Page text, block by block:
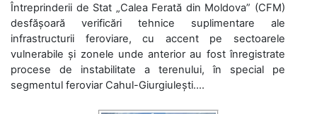
Întreprinderii de Stat „Calea Ferată din Moldova” (CFM)
desfășoară verificări tehnice suplimentare ale
infrastructurii feroviare, cu accent pe sectoarele
vulnerabile și zonele unde anterior au fost înregistrate
procese de instabilitate a terenului, în special pe
segmentul feroviar Cahul-Giurgiulești....